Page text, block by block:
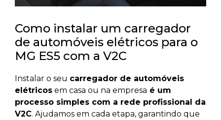
Como instalar um carregador
de automóveis elétricos para o
MG ES5 com a V2C
Instalar o seu carregador de automóveis
elétricos em casa ou na empresa é um
processo simples com a rede profissional da
V2C. Ajudamos em cada etapa, garantindo que